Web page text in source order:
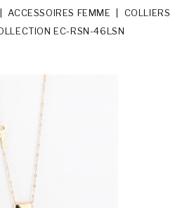
ACCESSOIRES FEMME
COLLIERS
EC-RSN-46LSN